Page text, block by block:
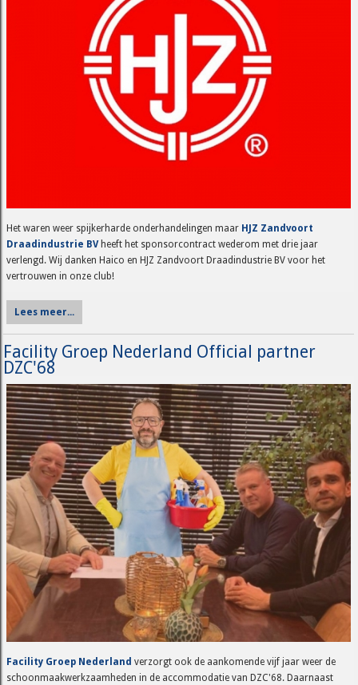
Het waren weer spijkerharde onderhandelingen maar HJZ Zandvoort
Draadindustrie BVheeft het sponsorcontract wederom met drie jaar
verlengd. Wij danken Haico en HJZ Zandvoort Draadindustrie BV voor het
vertrouwen in onze club!
Lees meer...
Facility Groep Nederland Official partner
DZC'68
Facility Groep Nederland verzorgt ook de aankomende vijf jaar weer de
schoonmaakwerkzaamheden in de accommodatie van DZC'68. Daarnaast